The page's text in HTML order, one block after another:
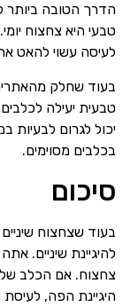
הדרך הטובה ביותר
טבעי היא צחצוח
לעיסה עשוי להאט
בעוד שחלק
טבעית יעילה
יכול לגרום לבעיות
בכלבים מסוימים.
סיכום
בעוד שצחצוח
להיגיינת שיניים.
צחצוח. אם הכלב
היגיינת הפה,